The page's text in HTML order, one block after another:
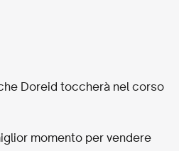
Doreid toccherà nel corso
momento per vendere